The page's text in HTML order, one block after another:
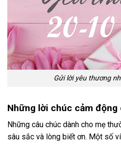
Gửi lời yêu thương
Những lời chúc cảm động
Những câu chúc dành cho mẹ
sâu sắc và lòng biết ơn. Một số